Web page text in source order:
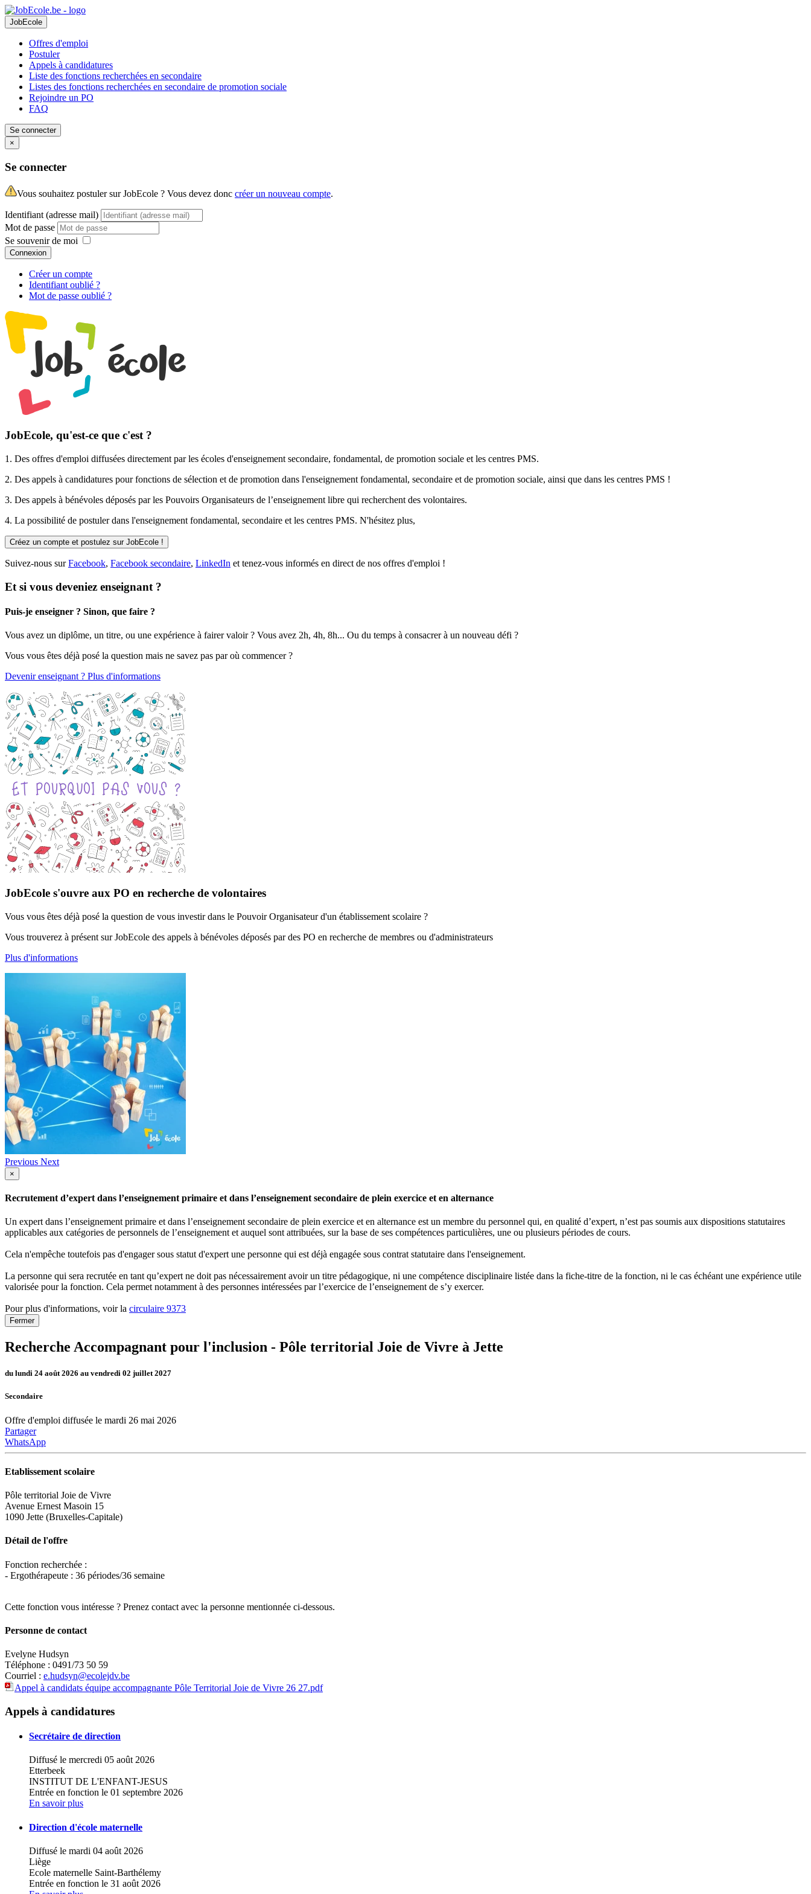
JobEcole
Offres d'emploi
Postuler
Appels à candidatures
Liste des fonctions recherchées en secondaire
Listes des fonctions recherchées en secondaire de promotion sociale
Rejoindre un PO
FAQ
Se connecter
×
Se connecter
Vous souhaitez postuler sur JobEcole ? Vous devez donc créer un nouveau compte.
Identifiant (adresse mail)
Mot de passe
Se souvenir de moi
Connexion
Créer un compte
Identifiant oublié ?
Mot de passe oublié ?
JobEcole, qu'est-ce que c'est ?
1. Des offres d'emploi diffusées directement par les écoles d'enseignement secondaire, fondamental, de promotion sociale et les centres PMS.
2. Des appels à candidatures pour fonctions de sélection et de promotion dans l'enseignement fondamental, secondaire et de promotion sociale, ainsi que dans les centres PMS !
3. Des appels à bénévoles déposés par les Pouvoirs Organisateurs de l’enseignement libre qui recherchent des volontaires.
4. La possibilité de postulerdans l'enseignement fondamental, secondaire et les centres PMS. N'hésitez plus,
Créez un compte et postulez sur JobEcole !
Suivez-nous surFacebook, Facebook secondaire, LinkedIn et tenez-vous informés en direct de nos offres d'emploi !
Et si vous deveniez enseignant ?
Puis-je enseigner ? Sinon, que faire ?
Vous avez un diplôme, un titre, ou une expérience à fairer valoir ? Vous avez 2h, 4h, 8h... Ou du temps à consacrer à un nouveau défi ?
Vous vous êtes déjà posé la question mais ne savez pas par où commencer ?
Devenir enseignant ? Plus d'informations
JobEcole s'ouvre aux PO en recherche de volontaires
Vous vous êtes déjà posé la question de vous investir dans le Pouvoir Organisateur d'un établissement scolaire ?
Vous trouverez à présent sur JobEcole des appels à bénévoles déposés par des PO en recherche de membres ou d'administrateurs
Plus d'informations
Previous Next
×
Recrutement d’expert dans l’enseignement primaire et dans l’enseignement secondaire de plein exercice et en alternance
Un expert dans l’enseignement primaire et dans l’enseignement secondaire de plein exercice et en alternance est un membre du personnel qui, en qualité d’expert, n’est pas soumis aux dispositions statutaires
applicables aux catégories de personnels de l’enseignement et auquel sont attribuées, sur la base de ses compétences particulières, une ou plusieurs périodes de cours.
Cela n'empêche toutefois pas d'engager sous statut d'expert une personne qui est déjà engagée sous contrat statutaire dans l'enseignement.
La personne qui sera recrutée en tant qu’expert ne doit pas nécessairement avoir un titre pédagogique, ni une compétence disciplinaire listée dans la fiche-titre de la fonction, ni le cas échéant une expérience utile
valorisée pour la fonction. Cela permet notamment à des personnes intéressées par l’exercice de l’enseignement de s’y exercer.
Pour plus d'informations, voir la circulaire 9373
Fermer
Recherche Accompagnant pour l'inclusion - Pôle territorial Joie de Vivre à Jette
du lundi 24 août 2026 au vendredi 02 juillet 2027
Secondaire
Offre d'emploi diffusée le mardi 26 mai 2026
Partager
WhatsApp
Etablissement scolaire
Pôle territorial Joie de Vivre
Avenue Ernest Masoin 15
1090 Jette (Bruxelles-Capitale)
Détail de l'offre
Fonction recherchée :
- Ergothérapeute : 36 périodes/36 semaine
Cette fonction vous intéresse ? Prenez contact avec la personne mentionnée ci-dessous.
Personne de contact
Evelyne Hudsyn
Téléphone : 0491/73 50 59
Courriel : e.hudsyn@ecolejdv.be
Appel à candidats équipe accompagnante Pôle Territorial Joie de Vivre 26 27.pdf
+
Appels à candidatures
Secrétaire de direction
Diffusé le mercredi 05 août 2026
Etterbeek
INSTITUT DE L'ENFANT-JESUS
Entrée en fonction le 01 septembre 2026
En savoir plus
Direction d'école maternelle
Diffusé le mardi 04 août 2026
Liège
Ecole maternelle Saint-Barthélemy
Entrée en fonction le 31 août 2026